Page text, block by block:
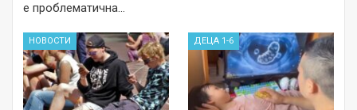
е проблематична…
НОВОСТИ ДЕЦА 1-6